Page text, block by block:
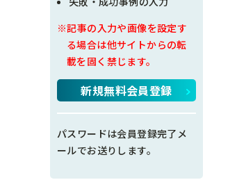
※記事の入力や画像を設定す
る場合は他サイトからの転
載を固く禁じます。
新規無料会員登録
パスワードは会員登録完了メ
ールでお送りします。